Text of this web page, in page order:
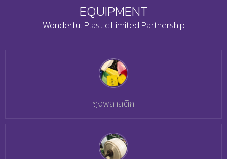
EQUIPMENT
Wonderful Plastic Limited Partnership
ถุงพลาสติก